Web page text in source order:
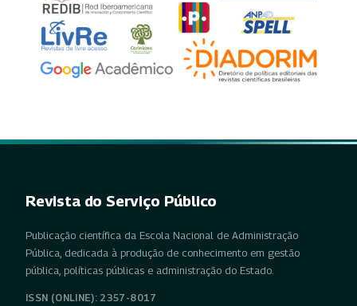
Revista do Serviço Público
Publicação científica da Escola Nacional de Administração
Pública, dedicada à produção de conhecimento em gestão
pública, políticas públicas e administração do Estado.
ISSN (ONLINE): 2357-8017